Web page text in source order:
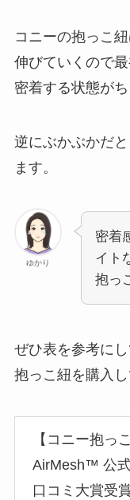
コニーの抱っこ
伸びていくので
密着する状態がち
逆にぶかぶかだ
ます。
ゆかり
密着
イト
抱っ
ぜひ表を参考に
抱っこ紐を購入し
【コニー抱っ
AirMesh™ 公
口コミ大賞受